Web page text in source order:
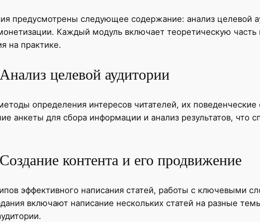
предусмотрены следующее содержание: анализ целевой
Каждый модуль включает теоретическую часть
на практике.
целевой аудитории
определения интересов читателей, их
анкеты для сбора информации и анализ результатов, что
контента и его продвижение
эффективного написания статей, работы с ключевыми
включают написание нескольких статей на разные